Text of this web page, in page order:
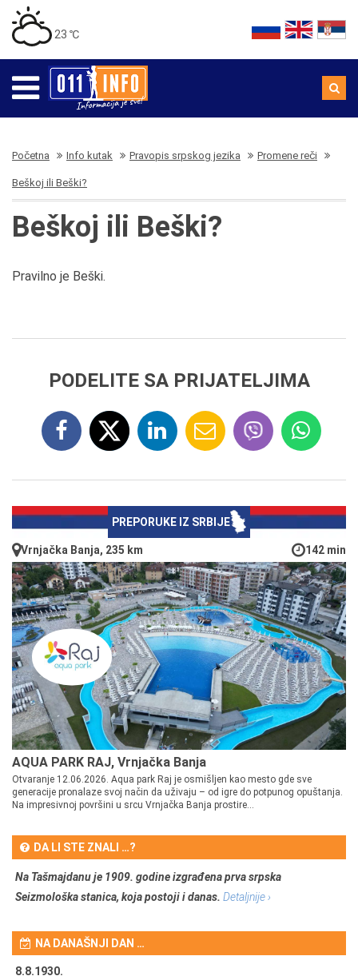
23 ℃
Početna Info kutak Pravopis srpskog jezika Promene reči
Beškoj ili Beški?
Beškoj ili Beški?
Pravilno je Beški.
PODELITE SA PRIJATELJIMA
PREPORUKE IZ SRBIJE
Vrnjačka Banja, 235 km 142 min
AQUA PARK RAJ, Vrnjačka Banja
Otvaranje 12.06.2026. Aqua park Raj je osmišljen kao mesto gde sve
generacije pronalaze svoj način da uživaju – od igre do potpunog opuštanja.
Na impresivnoj površini u srcu Vrnjačka Banja prostire...
DA LI STE ZNALI …?
Na Tašmajdanu je 1909. godine izgrađena prva srpska
Seizmološka stanica, koja postoji i danas. Detaljnije ›
NA DANAŠNJI DAN …
8.8.1930.